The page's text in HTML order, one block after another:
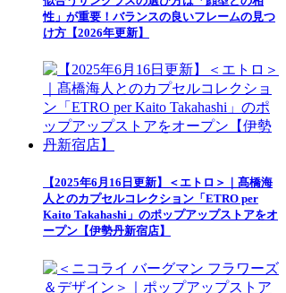
性」が重要！バランスの良いフレームの見つ
け方【2026年更新】
【2025年6月16日更新】＜エトロ＞｜髙橋海
人とのカプセルコレクション「ETRO per
Kaito Takahashi」のポップアップストアをオ
ープン【伊勢丹新宿店】